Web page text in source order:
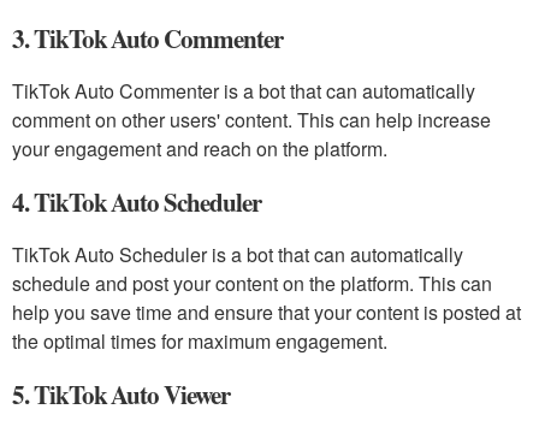
3. TikTok Auto Commenter
TikTok Auto Commenter is a bot that can automatically
comment on other users' content. This can help increase
your engagement and reach on the platform.
4. TikTok Auto Scheduler
TikTok Auto Scheduler is a bot that can automatically
schedule and post your content on the platform. This can
help you save time and ensure that your content is posted at
the optimal times for maximum engagement.
5. TikTok Auto Viewer